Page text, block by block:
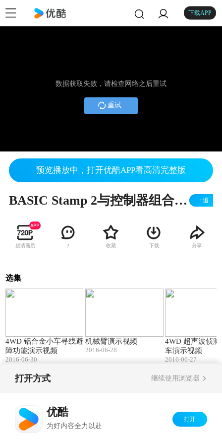
下载APP
数据获取失败，请检查网络之后重试
重试
预览播放中，打开优酷APP看高清完整版
BASIC Stamp 2与控制器组合使用 +追
超清画质 2 收藏 下载 分享
选集
4WD 铝合金小车寻线避
障功能演示视频
2016-06-30
机械臂演示视频
2016-06-28
4WD 超声波侦
车演示视频
2016-06-27
打开方式 继续使用浏览器
优酷
为好内容全力以赴
打开